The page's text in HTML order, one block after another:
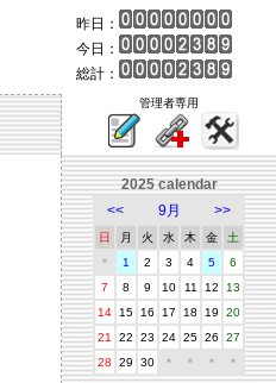
昨日：
今日：
総計：
管理者専用
2025 calendar
<<
9月 >>
日 月 火 水 木 金
土
＊
1 2 3 4 5
6
7
8 9 10 11 12
13
14
15 16 17 18 19
20
21
22 23 24 25 26
27
28
29 30 ＊ ＊ ＊ ＊